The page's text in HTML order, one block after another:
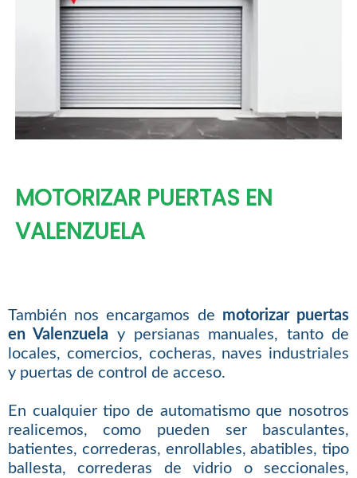
MOTORIZAR PUERTAS EN
VALENZUELA
También nos encargamos de motorizar puertas
en Valenzuela y persianas manuales, tanto de
locales, comercios, cocheras, naves industriales
y puertas de control de acceso.
En cualquier tipo de automatismo que nosotros
realicemos, como pueden ser basculantes,
batientes, correderas, enrollables, abatibles, tipo
ballesta, correderas de vidrio o seccionales,